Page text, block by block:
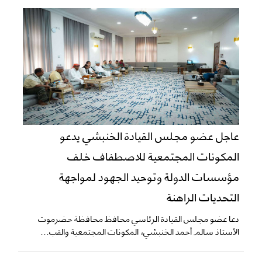
عاجل عضو مجلس القيادة الخنبشي يدعو
المكونات المجتمعية للاصطفاف خلف
مؤسسات الدولة وتوحيد الجهود لمواجهة
التحديات الراهنة
دعا عضو مجلس القيادة الرئاسي محافظ محافظة حضرموت
الأستاذ سالم أحمد الخنبشي، المكونات المجتمعية والقب...